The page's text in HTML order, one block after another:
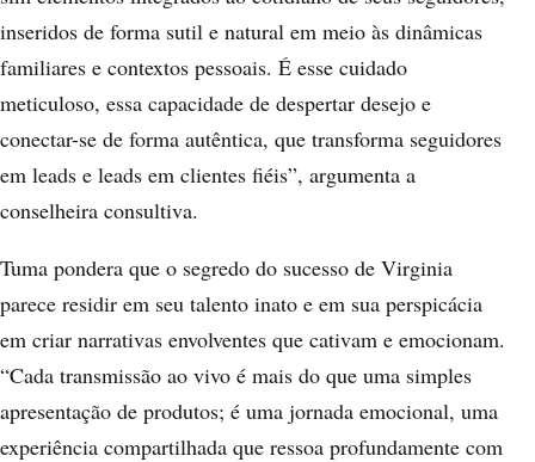
inseridos de forma sutil e natural em meio às dinâmicas
familiares e contextos pessoais. É esse cuidado
meticuloso, essa capacidade de despertar desejo e
conectar-se de forma autêntica, que transforma seguidores
em leads e leads em clientes fiéis”, argumenta a
conselheira consultiva.
Tuma pondera que o segredo do sucesso de Virginia
parece residir em seu talento inato e em sua perspicácia
em criar narrativas envolventes que cativam e emocionam.
“Cada transmissão ao vivo é mais do que uma simples
apresentação de produtos; é uma jornada emocional, uma
experiência compartilhada que ressoa profundamente com